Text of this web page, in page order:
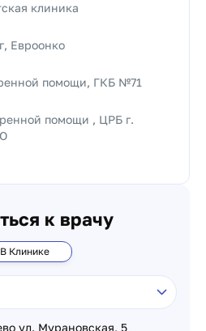
клиника
Евроонко
помощи, ГКБ №71
помощи , ЦРБ г.
к врачу
В Клинике
ул. Мурановская, 5